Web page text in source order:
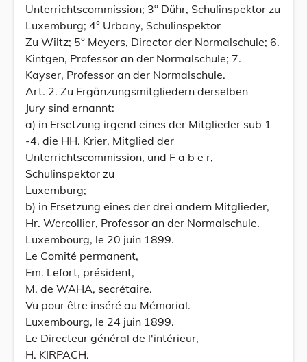
Unterrichtscommission; 3° Dühr, Schulinspektor zu
Luxemburg; 4° Urbany, Schulinspektor
Zu Wiltz; 5° Meyers, Director der Normalschule; 6.
Kintgen, Professor an der Normalschule; 7.
Kayser, Professor an der Normalschule.
Art. 2. Zu Ergänzungsmitgliedern derselben
Jury sind ernannt:
a) in Ersetzung irgend eines der Mitglieder sub 1
-4, die HH. Krier, Mitglied der
Unterrichtscommission, und F a b e r,
Schulinspektor zu
Luxemburg;
b) in Ersetzung eines der drei andern Mitglieder,
Hr. Wercollier, Professor an der Normalschule.
Luxembourg, le 20 juin 1899.
Le Comité permanent,
Em. Lefort, président,
M. de WAHA, secrétaire.
Vu pour être inséré au Mémorial.
Luxembourg, le 24 juin 1899.
Le Directeur général de l'intérieur,
H. KIRPACH.